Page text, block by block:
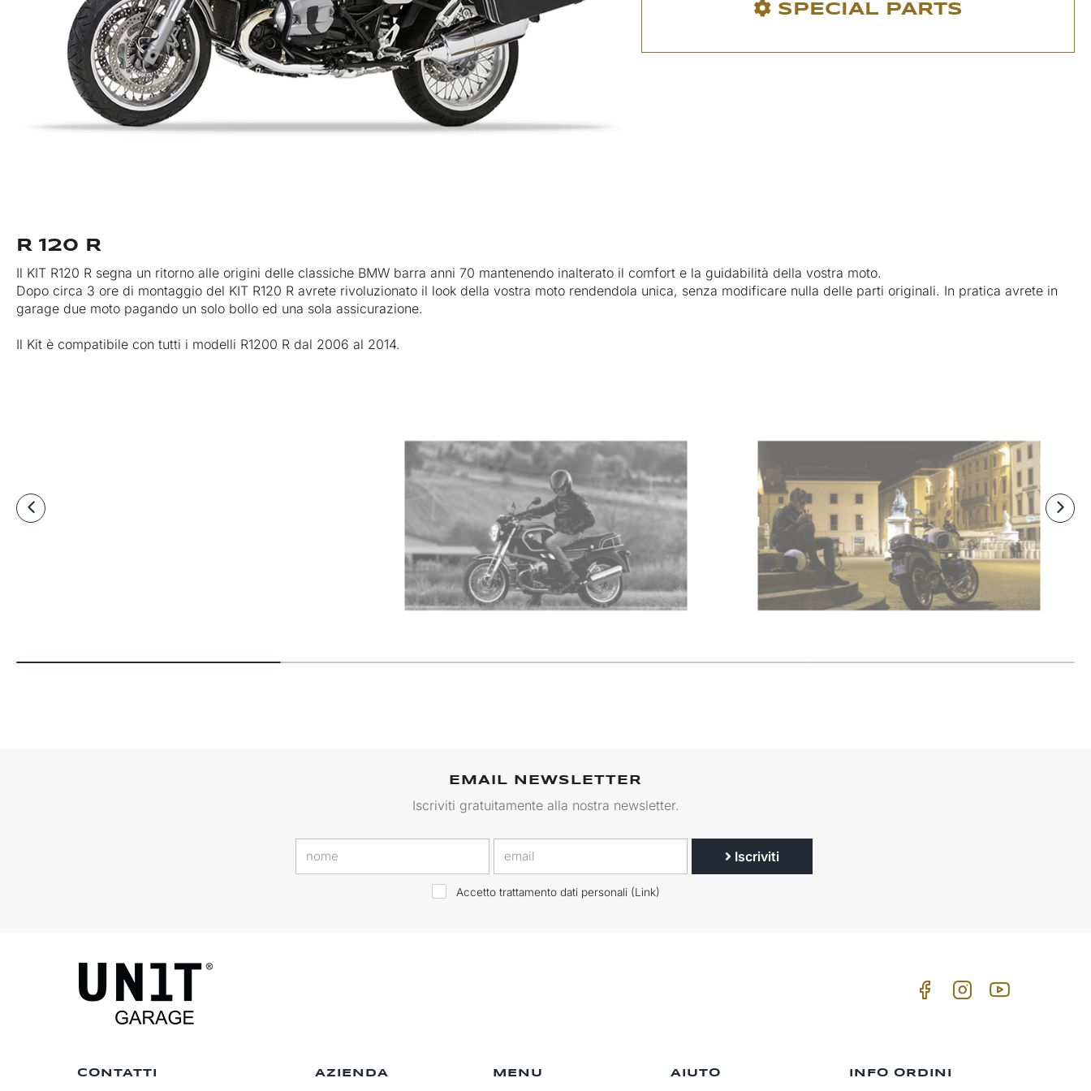
SPECIAL PARTS
R 120 R
Il KIT R120 R segna un ritorno alle origini delle classiche BMW barra anni 70 mantenendo inalterato il comfort e la guidabilità della vostra moto.
Dopo circa 3 ore di montaggio del KIT R120 R avrete rivoluzionato il look della vostra moto rendendola unica, senza modificare nulla delle parti originali. In pratica avrete in
garage due moto pagando un solo bollo ed una sola assicurazione.
Il Kit è compatibile con tutti i modelli R1200 R dal 2006 al 2014.
EMAIL NEWSLETTER
Iscriviti gratuitamente alla nostra newsletter.
Iscriviti
Accetto trattamento dati personali (Link)
CONTATTI AZIENDA MENU AIUTO INFO ORDINI